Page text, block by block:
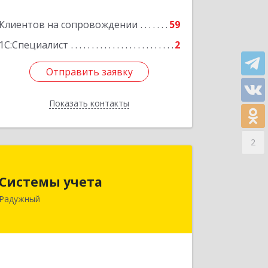
Клиентов на сопровождении
59
1С:Специалист
2
Отправить заявку
Показать контакты
Отправить заявку
Назад
Системы учета
Радужный
628462, Ханты-Мансийский
Автономный округ - Югра АО,
2